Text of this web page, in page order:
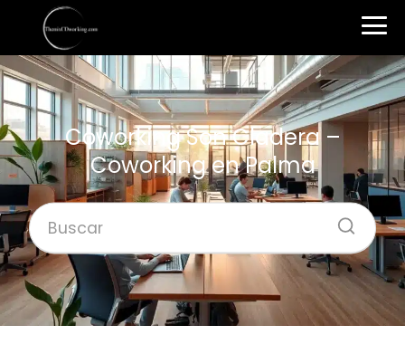
Coworking Son Cladera –
Coworking en Palma